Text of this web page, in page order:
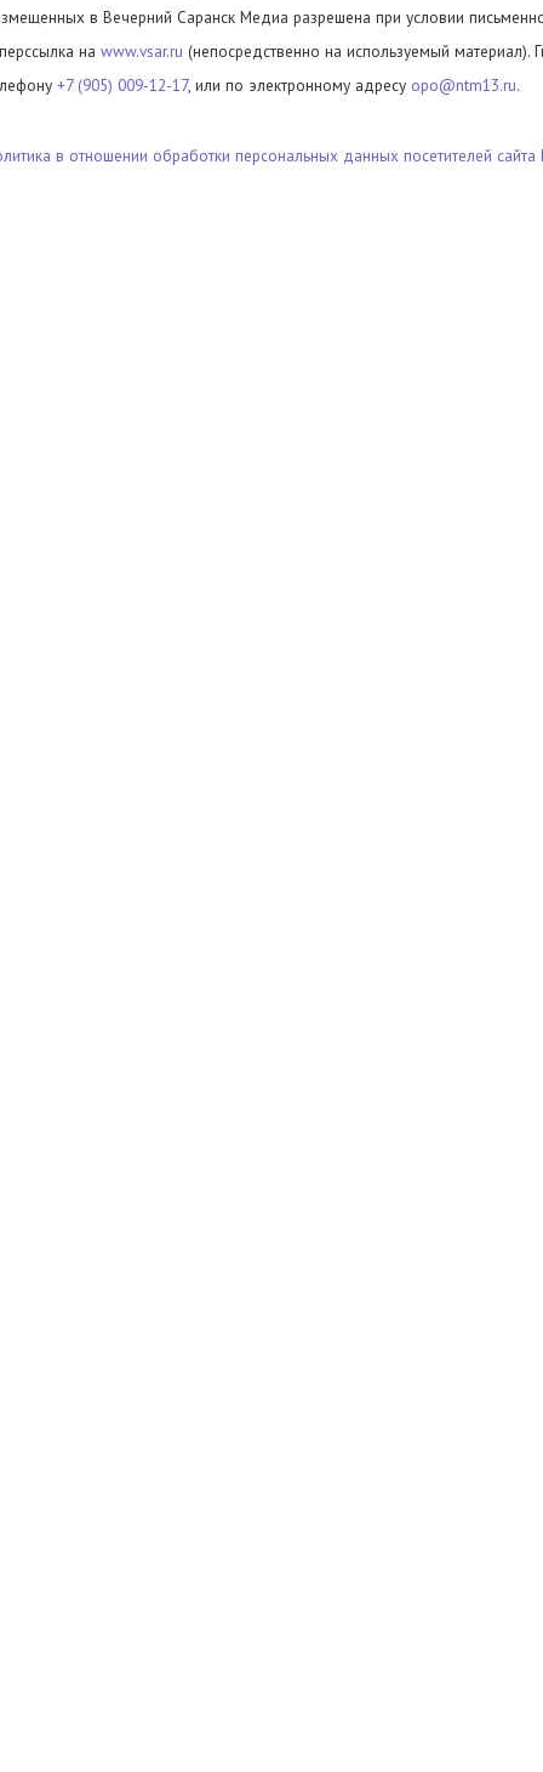
в Вечерний Саранск Медиа разрешена при условии
на www.vsar.ru (непосредственно на используемый материал).
+7 (905) 009-12-17, или по электронному адресу opo@ntm13.ru.
в отношении обработки персональных данных посетителей